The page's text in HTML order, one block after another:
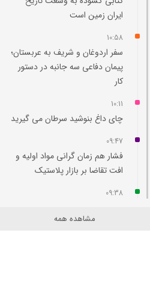
ایران‌ زمین است
10:58
سفر اردوغان و شریف به عربستان؛
پیمان دفاعی سه جانبه در دستور
کار
10:11
چای داغ بنوشید سرطان می‌ گیرید
09:47
فشار هم‌ زمان گرانی مواد اولیه و
افت تقاضا بر بازار پلاستیک
09:38
مستقیم تبریز- طرابوزان
مشاهده همه